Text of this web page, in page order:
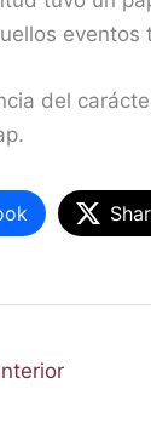
eventos
del